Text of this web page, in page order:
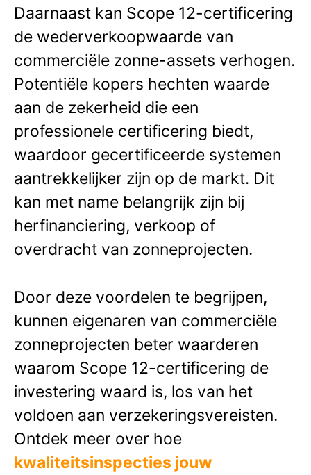
Daarnaast kan Scope 12-certificering
de wederverkoopwaarde van
commerciële zonne-assets verhogen.
Potentiële kopers hechten waarde
aan de zekerheid die een
professionele certificering biedt,
waardoor gecertificeerde systemen
aantrekkelijker zijn op de markt. Dit
kan met name belangrijk zijn bij
herfinanciering, verkoop of
overdracht van zonneprojecten.
Door deze voordelen te begrijpen,
kunnen eigenaren van commerciële
zonneprojecten beter waarderen
waarom Scope 12-certificering de
investering waard is, los van het
voldoen aan verzekeringsvereisten.
Ontdek meer over hoe
kwaliteitsinspecties jouw